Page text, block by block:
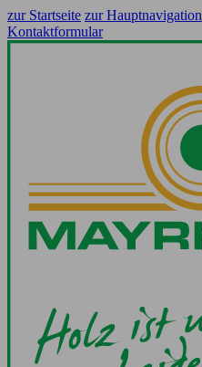
zur Startseite zur Hauptnavigation
Kontaktformular